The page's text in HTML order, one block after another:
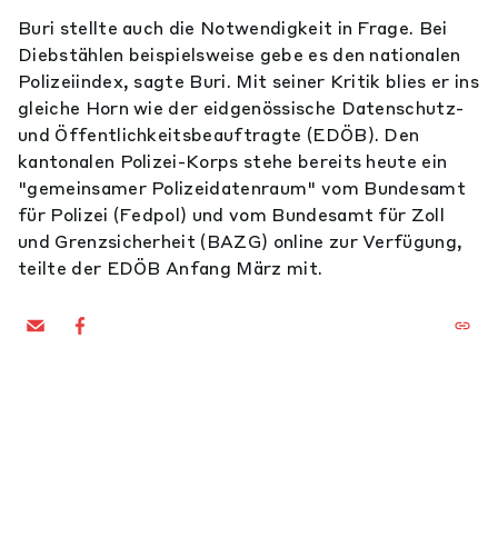
Buri stellte auch die Notwendigkeit in Frage. Bei
Diebstählen beispielsweise gebe es den nationalen
Polizeiindex, sagte Buri. Mit seiner Kritik blies er ins
gleiche Horn wie der eidgenössische Datenschutz-
und Öffentlichkeitsbeauftragte (EDÖB). Den
kantonalen Polizei-Korps stehe bereits heute ein
"gemeinsamer Polizeidatenraum" vom Bundesamt
für Polizei (Fedpol) und vom Bundesamt für Zoll
und Grenzsicherheit (BAZG) online zur Verfügung,
teilte der EDÖB Anfang März mit.